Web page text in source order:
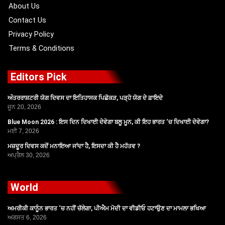
About Us
Contact Us
Privacy Policy
Terms & Conditions
Editors Pick
ਅੰਤਰਰਾਸ਼ਟਰੀ ਯੋਗ ਦਿਵਸ ਦਾ ਇਤਿਹਾਸਕ ਪਿਛੋਕੜ, ਪੜ੍ਹੋ ਯੋਗ ਦੇ ਫ਼ਾਇਦੇ
ਜੂਨ 20, 2026
Blue Moon 2026 : ਇਸ ਦਿਨ ਦਿਖਾਈ ਦੇਵੇਗਾ ਬਲੂ ਮੂਨ, ਕੀ ਇਹ ਭਾਰਤ ‘ਚ ਦਿਖਾਈ ਦੇਵੇਗਾ?
ਮਈ 7, 2026
ਮਜ਼ਦੂਰ ਦਿਵਸ ਕਦੋਂ ਮਨਾਇਆ ਜਾਂਦਾ ਹੈ, ਇਸਦਾ ਕੀ ਹੈ ਮਹੱਤਵ ?
ਅਪ੍ਰੈਲ 30, 2026
World
ਅਮਰੀਕੀ ਕਾਨੂੰਨ ਭਾਰਤ ‘ਚ ਨਹੀਂ ਚੱਲੇਗਾ, ਪੀਐਮ ਮੋਦੀ ਦਾ ਵੀਡੀਓ ਹਟਾਉਣ ਦਾ ਮਾਮਲਾ ਭਖਿਆ
ਅਗਸਤ 6, 2026